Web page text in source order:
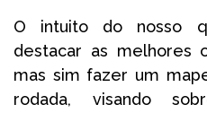
O intuito do nosso
destacar as melhores
mas sim fazer um
rodada, visando